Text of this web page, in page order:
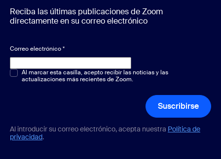
Reciba las últimas publicaciones de Zoom
directamente en su correo electrónico
Correo electrónico*
Opción múltiple o única*
Al marcar esta casilla, acepto recibir las noticias y las
actualizaciones más recientes de Zoom.
Suscribirse
Al introducir su correo electrónico, acepta nuestra Política de
privacidad.